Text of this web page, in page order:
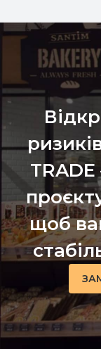
щоб